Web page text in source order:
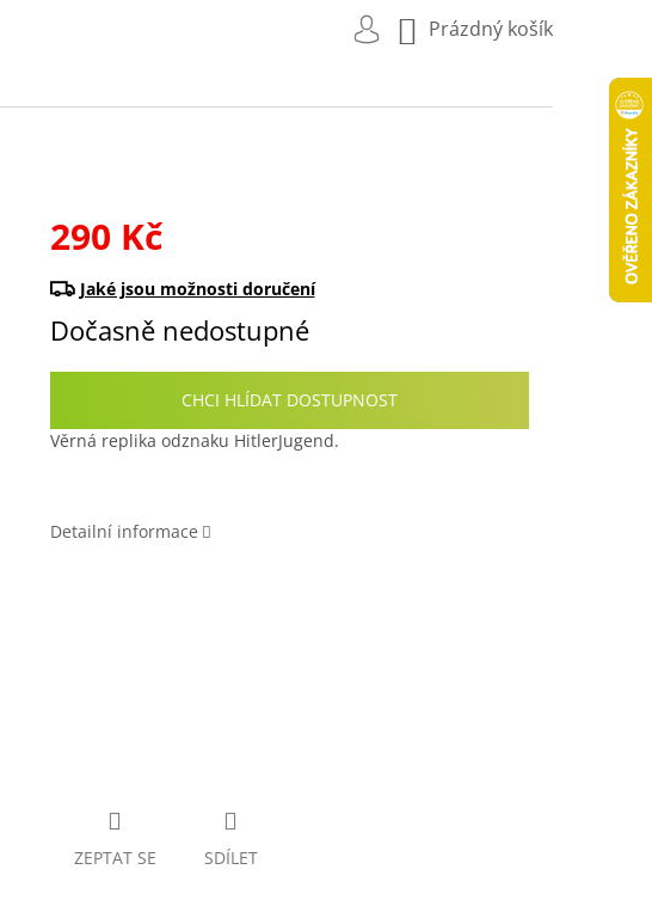
NÁKUPNÍ
Prázdný košík
290 Kč
cena:
Dočasně nedostupné
Věrná replika odznaku HitlerJugend.
Detailní informace
ZEPTAT SE SDÍLET